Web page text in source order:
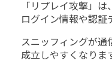
「リプレイ攻撃」
ログイン情報や認証
スニッフィングが通
成立しやすくなりま